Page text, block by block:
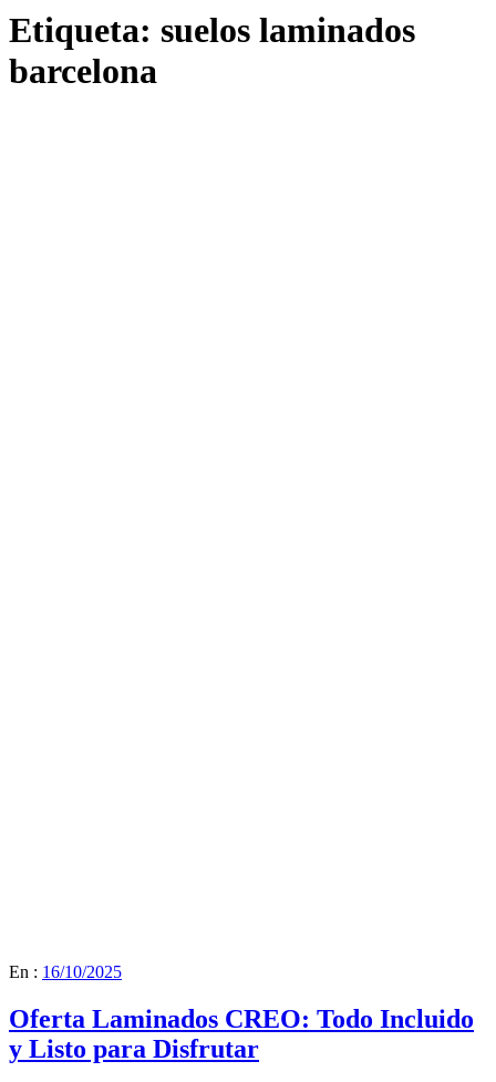
Etiqueta: suelos laminados
barcelona
En : 16/10/2025
Oferta Laminados CREO: Todo Incluido
y Listo para Disfrutar